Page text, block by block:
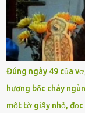
khoản Chu Vinh là
của nhà trường.
vòng nguyệt quế
năm thứ 24. Quá
nhận thức được nội
ngày 1.9 là chưa
xin lỗi trên trang
với cơ quan chức
Đúng ngày 49 của
hương bốc cháy
một tờ giấy nhỏ,